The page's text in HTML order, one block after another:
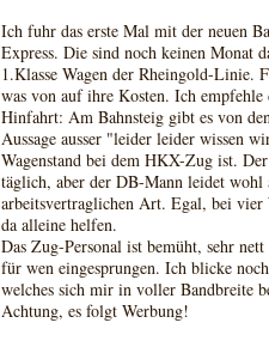
Ich fuhr das erste Mal mit der neuen
Express. Die sind noch keinen Monat
1.Klasse Wagen der Rheingold-Linie.
was von auf ihre Kosten. Ich empfehle
Hinfahrt: Am Bahnsteig gibt es von
Aussage ausser "leider leider wissen
Wagenstand bei dem HKX-Zug ist.
täglich, aber der DB-Mann leidet wohl
arbeitsvertraglichen Art. Egal, bei
da alleine helfen.
Das Zug-Personal ist bemüht, sehr
für wen eingesprungen. Ich blicke
welches sich mir in voller Bandbreite
Achtung, es folgt Werbung!